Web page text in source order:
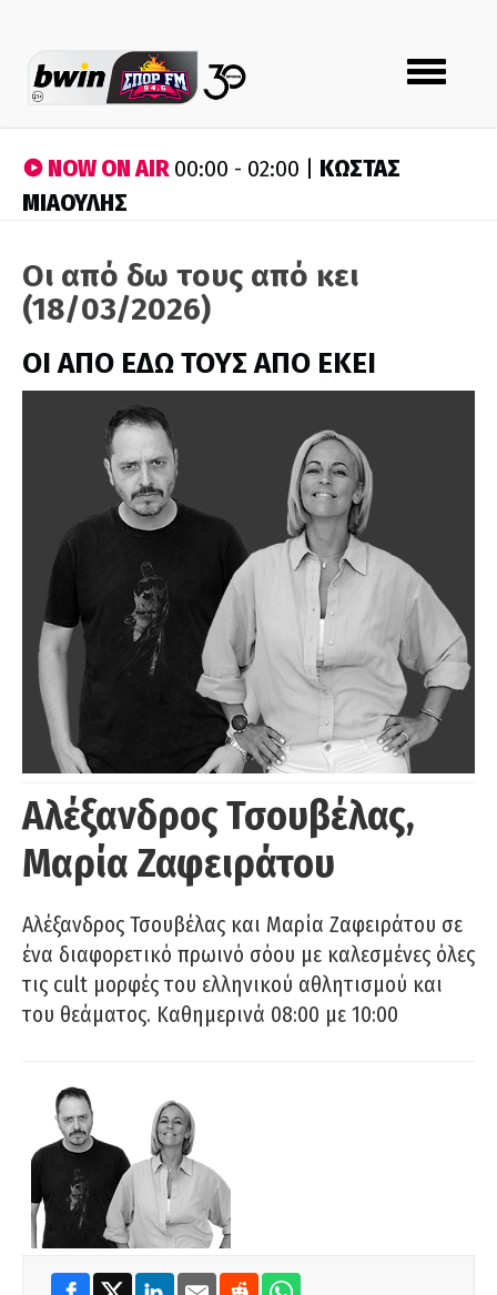
Toggle
navigation
NOW ON AIR00:00 - 02:00 | ΚΩΣΤΑΣ
ΜΙΑΟΥΛΗΣ
Οι από δω τους από κει
(18/03/2026)
ΟΙ ΑΠΟ ΕΔΩ ΤΟΥΣ ΑΠΟ ΕΚΕΙ
Αλέξανδρος Τσουβέλας,
Μαρία Ζαφειράτου
Αλέξανδρος Τσουβέλας και Μαρία Ζαφειράτου σε
ένα διαφορετικό πρωινό σόου με καλεσμένες όλες
τις cult μορφές του ελληνικού αθλητισμού και
του θεάματος. Καθημερινά 08:00 με 10:00